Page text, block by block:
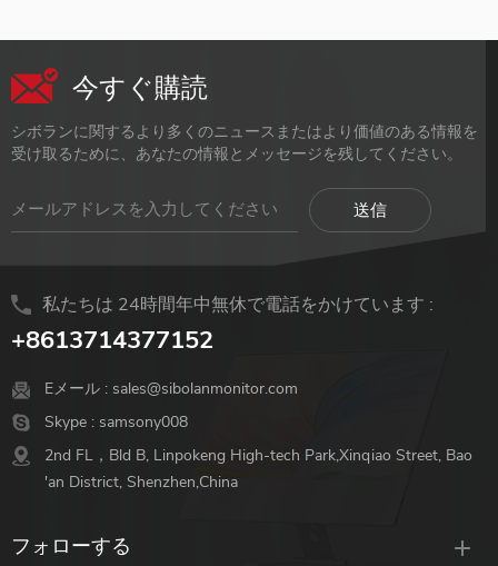
今すぐ購読
シボランに関するより多くのニュースまたはより価値のある情報を
受け取るために、あなたの情報とメッセージを残してください。
私たちは 24時間年中無休で電話をかけています :
+8613714377152
Eメール : sales@sibolanmonitor.com
Skype : samsony008
2nd FL，Bld B, Linpokeng High-tech Park,Xinqiao Street, Bao
'an District, Shenzhen,China
フォローする